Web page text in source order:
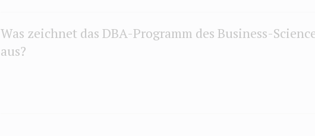
Was zeichnet das DBA-Programm des Business-
aus?